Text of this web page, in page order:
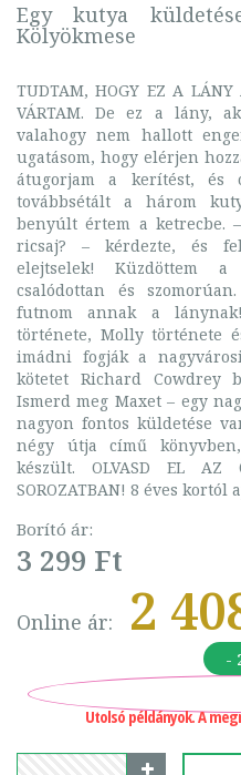
Egy kutya
Kölyökmese
TUDTAM, HOGY EZ A LÁNY
VÁRTAM. De ez a lány,
valahogy nem hallott
ugatásom, hogy elérjen
átugorjam a kerítést, és
továbbsétált a három
benyúlt értem a ketrecbe.
ricsaj? – kérdezte, és
elejtselek! Küzdöttem a
csalódottan és
futnom annak a
története, Molly története
imádni fogják a
kötetet Richard Cowdrey
Ismerd meg Maxet – egy
nagyon fontos küldetése
négy útja című
készült. OLVASD EL AZ
SOROZATBAN! 8 éves kortól
Borító ár:
3 299 Ft
Online ár: 2
-
Utolsó példányok. A